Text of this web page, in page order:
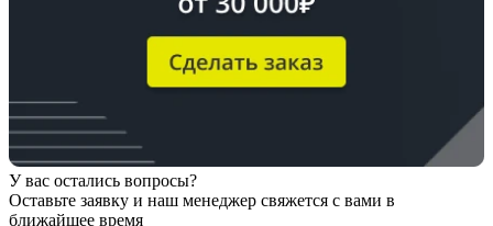
У вас остались вопросы?
Оставьте заявку и наш менеджер свяжется с вами в
ближайшее время